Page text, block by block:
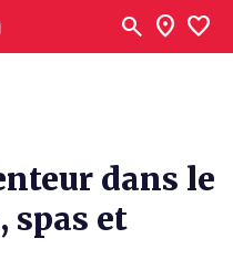
search location_on favorite
dans le
spas et